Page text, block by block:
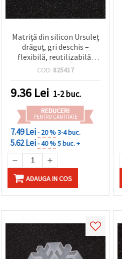
Matriță din silicon Ursuleț
drăguț, gri deschis –
flexibilă, reutilizabilă,
antiaderentă, pentru
ipsos, cu design Kawaii 3D
pentru suporturi pentru
pahare, brelocuri și
proiecte DIY & handmade
COD: 825417
9.36 Lei 1-2 buc.
REDUCERI
PENTRU CANTITATE
7.49 Lei- 20 %3-4 buc.
5.62 Lei- 40 %5 buc. +
ADAUGA IN COS